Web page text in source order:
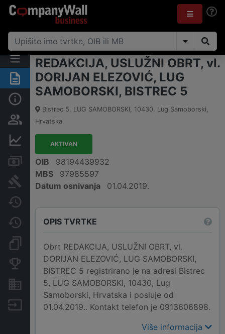
Sažetak
Osobe i vlasništvo
Financijski podaci
Računi i blokade
Sudske objave
Promjene
Dokumenti i objave
Konkurentske tvrtke
Nekretnine i imovina
Izvoz
REDAKCIJA, USLUŽNI OBRT, vl.
DORIJAN ELEZOVIĆ, LUG
SAMOBORSKI, BISTREC 5
Bistrec 5, LUG SAMOBORSKI, 10430, Lug Samoborski,
Hrvatska
AKTIVAN
OIB
98194439932
MBS
97985597
Datum osnivanja
01.04.2019.
OPIS TVRTKE
Obrt REDAKCIJA, USLUŽNI OBRT, vl.
DORIJAN ELEZOVIĆ, LUG SAMOBORSKI,
BISTREC 5 registrirano je na adresi Bistrec
5, LUG SAMOBORSKI, 10430, Lug
Samoborski, Hrvatska i posluje od
01.04.2019.. Kontakt telefon je 0913606898.
Više informacija